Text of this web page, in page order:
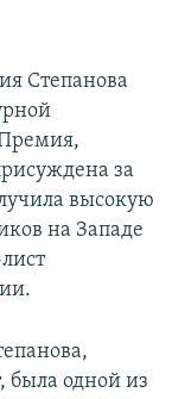
Степанова
за
высокую
на Западе
была одной из